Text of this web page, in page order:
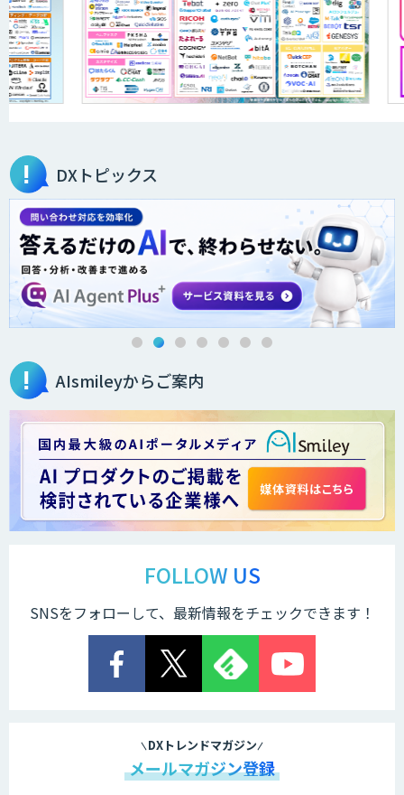
DXトピックス
AIsmileyからご案内
FOLLOW US
SNSをフォローして、最新情報をチェックできます！
DXトレンドマガジン
メールマガジン登録